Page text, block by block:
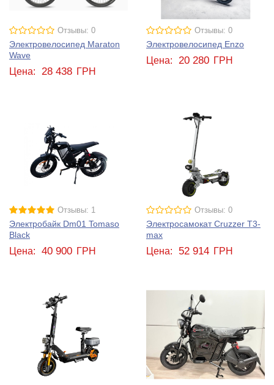
Отзывы: 0
Электровелосипед Maraton
Wave
Цена: 28 438 ГРН
Отзывы: 0
Электровелосипед Enzo
Цена: 20 280 ГРН
Отзывы: 1
Электробайк Dm01 Tomaso
Black
Цена: 40 900 ГРН
Отзывы: 0
Электросамокат Cruzzer T3-
max
Цена: 52 914 ГРН